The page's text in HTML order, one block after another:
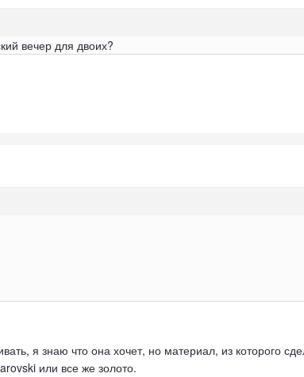
вечер для двоих?
я знаю что она хочет, но материал, из которого
или все же золото.